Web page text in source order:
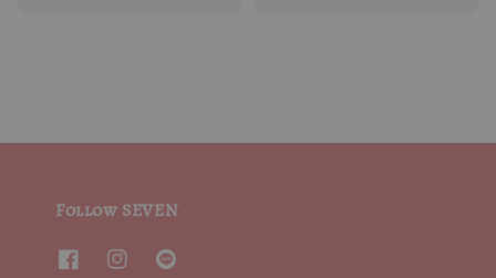
Follow SEVEN